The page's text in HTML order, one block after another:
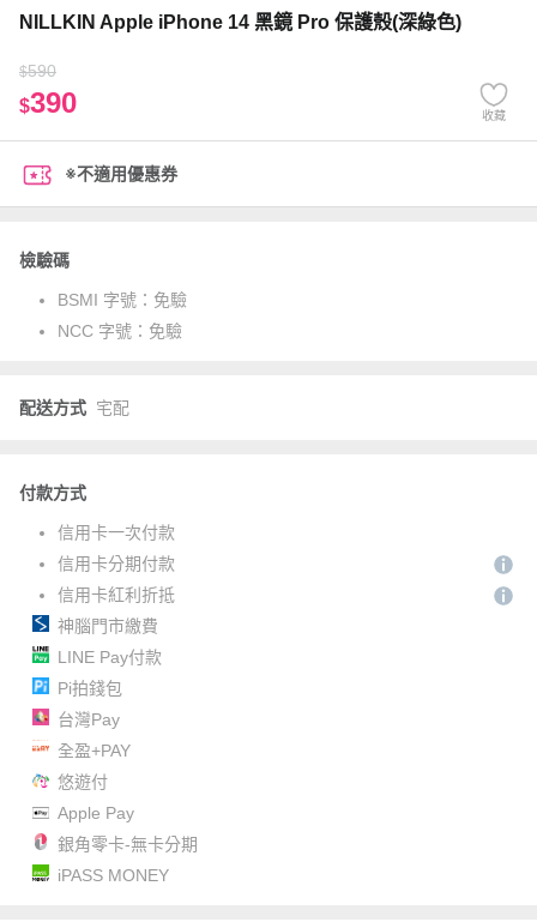
NILLKIN Apple iPhone 14 黑鏡 Pro 保護殼(深綠色)
$590
$390 收藏
※不適用優惠券
檢驗碼
BSMI 字號： 免驗
NCC 字號： 免驗
配送方式 宅配
付款方式
信用卡一次付款
信用卡分期付款
信用卡紅利折抵
神腦門市繳費
LINE Pay付款
Pi拍錢包
台灣Pay
全盈+PAY
悠遊付
Apple Pay
銀角零卡-無卡分期
iPASS MONEY